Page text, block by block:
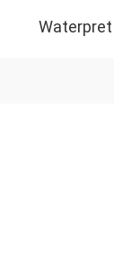
Waterpret